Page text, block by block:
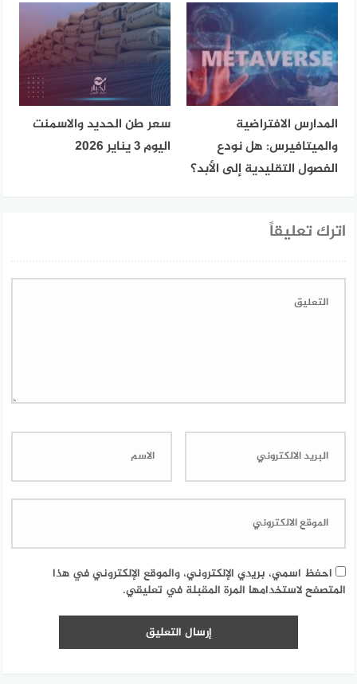
المدارس الافتراضية
والميتافيرس: هل نودع
الفصول التقليدية إلى الأبد؟
سعر طن الحديد والاسمنت
اليوم 3 يناير 2026
اترك تعليقاً
احفظ اسمي، بريدي الإلكتروني، والموقع الإلكتروني في هذا
المتصفح لاستخدامها المرة المقبلة في تعليقي.